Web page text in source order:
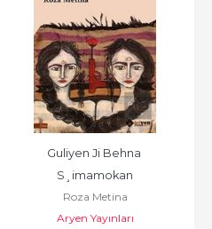
Guliyen Ji Behna
S¸imamokan
Roza Metina
Aryen Yayınları